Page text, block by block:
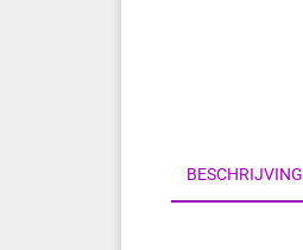
BESCHRIJVING